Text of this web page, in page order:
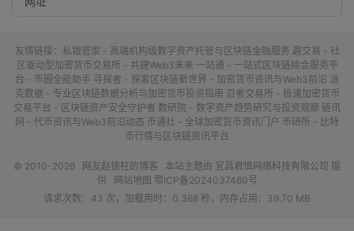
友情链接： 私银管家 - 高端机构级数字资产托管与区块链金融服务 趣交易 - 社
区驱动型加密货币交易所 - 共建Web3未来 一站通 - 一站式区块链综合服务平
台 - 币圈全能助手 寻探者 - 探索区块链新世界 - 加密货币资讯与Web3前沿 派
克数据 - 专业区块链数据分析与加密货币投资指南 忍者交易所 - 极速加密货币
交易平台 - 区块链资产安全守护者 数研院 - 数字资产趋势研究与投资观察 链讯
网 - 代币资讯与Web3前沿动态 币通社 - 全球加密货币资讯门户 币研所 - 比特
币行情与区块链资讯平台
© 2010-2026 网友赵德柱的博客 本站主题由 宜昌君慎网络科技有限公司 提
供
网站地图 鄂ICP备2024037460号
请求次数：43 次，加载用时：0.368 秒，内存占用：39.70 MB